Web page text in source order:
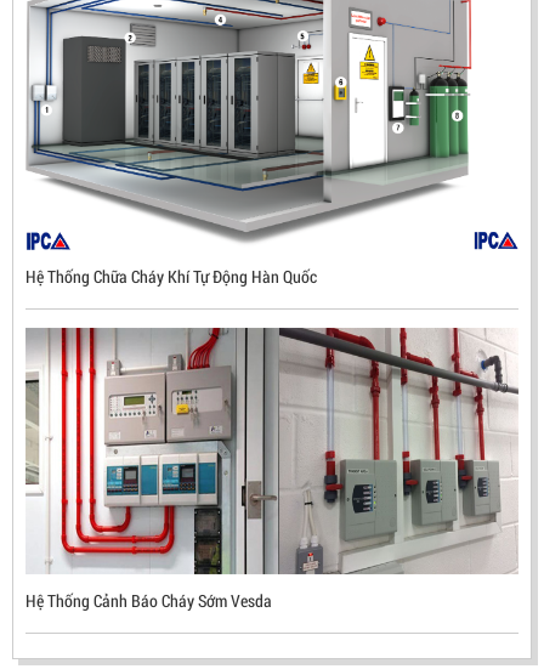
ĐẦU BÁO LỬA CHỐNG NỔ UV/IR- UX300 –
MEKASENTRON KOREA
LIÊN HỆ
Mã sản phẩm: UX300
Hệ Thống Chữa Cháy Khí Tự Động Hàn Quốc
Hệ Thống Cảnh Báo Cháy Sớm Vesda